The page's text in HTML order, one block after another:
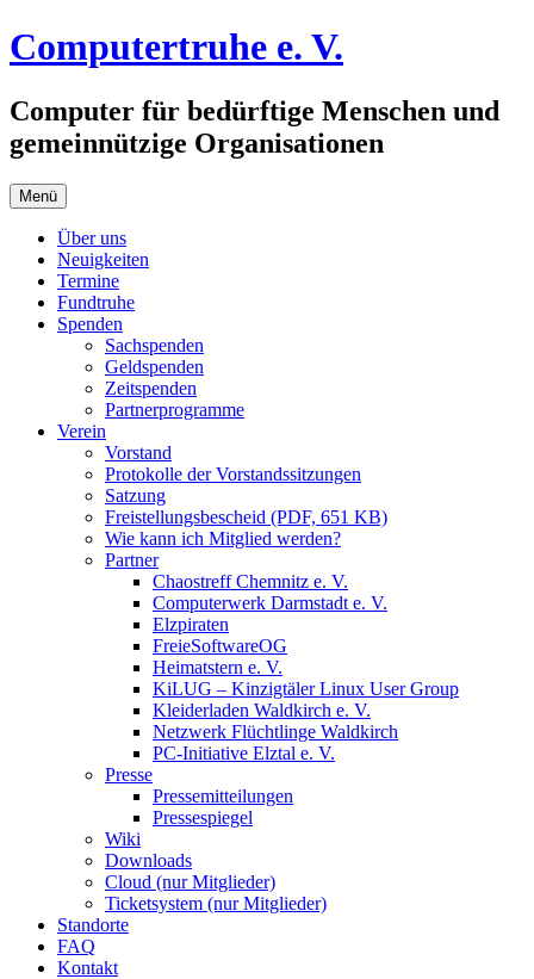
Zum
Inhalt
Computertruhe e. V.
Computer für bedürftige Menschen und
gemeinnützige Organisationen
Menü
Über uns
Neuigkeiten
Termine
Fundtruhe
Spenden
Sachspenden
Geldspenden
Zeitspenden
Partnerprogramme
Verein
Vorstand
Protokolle der Vorstandssitzungen
Satzung
Freistellungsbescheid (PDF, 651 KB)
Wie kann ich Mitglied werden?
Partner
Chaostreff Chemnitz e. V.
Computerwerk Darmstadt e. V.
Elzpiraten
FreieSoftwareOG
Heimatstern e. V.
KiLUG – Kinzigtäler Linux User Group
Kleiderladen Waldkirch e. V.
Netzwerk Flüchtlinge Waldkirch
PC-Initiative Elztal e. V.
Presse
Pressemitteilungen
Pressespiegel
Wiki
Downloads
Cloud (nur Mitglieder)
Ticketsystem (nur Mitglieder)
Standorte
FAQ
Kontakt